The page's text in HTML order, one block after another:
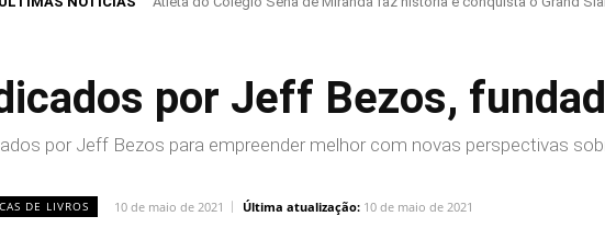
por Jeff Bezos,
por Jeff Bezos para empreender melhor com novas perspectivas
DE LIVROS 10 de maio de 2021 Última atualização: 10 de maio de 2021